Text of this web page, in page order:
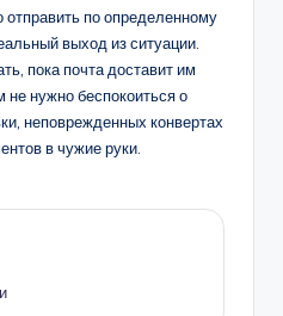
по определенному
выход из ситуации.
пока почта доставит им
не нужно беспокоиться о
неповрежденных конвертах
в чужие руки.